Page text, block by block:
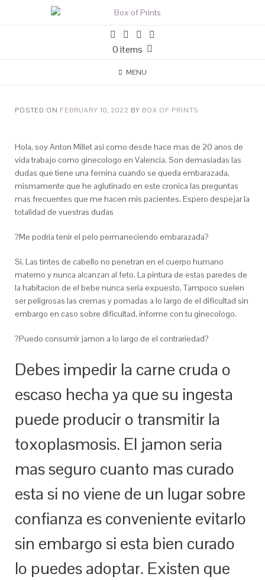
0 items
MENU
POSTED ON FEBRUARY 10, 2022 BY BOX OF PRINTS
Hola, soy Anton Millet asi­ como desde hace mas de 20 anos de
vida trabajo como ginecologo en Valencia. Son demasiadas las
dudas que tiene una femina cuando se queda embarazada,
mismamente que he aglutinado en este cronica las preguntas
mas frecuentes que me hacen mis pacientes. Espero despejar la
totalidad de vuestras dudas
?Me podria tenir el pelo permaneciendo embarazada?
Si. Las tintes de cabello no penetran en el cuerpo humano
materno y nunca alcanzan al feto. La pintura de estas paredes de
la habitacion de el bebe nunca seri­a expuesto. Tampoco suelen
ser peligrosas las cremas y pomadas a lo largo de el dificultad sin
embargo en caso sobre dificultad, informe con tu ginecologo.
?Puedo consumir jamon a lo largo de el contrariedad?
Debes impedir la carne cruda o
escaso hecha ya que su ingesta
puede producir o transmitir la
toxoplasmosis. El jamon seri­a
mas seguro cuanto mas curado
esta si no viene de un lugar sobre
confianza es conveniente evitarlo
sin embargo si esta bien curado
lo puedes adoptar. Existen que